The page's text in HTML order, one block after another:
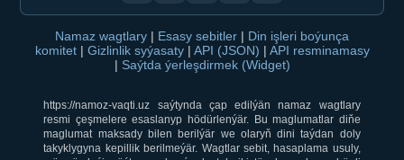
Namaz wagtlary | Esasy sebitler | Din işleri boýunça
komitet | Gizlinlik syýasaty | API (JSON) | API resminamasy
| Saýtda ýerleşdirmek (Widget)
https://namoz-vaqti.uz saýtynda çap edilýän namaz wagtlary
resmi çeşmelere esaslanyp hödürlenýär. Bu maglumatlar diňe
maglumat maksady bilen berilýär we olaryň dini taýdan doly
takyklygyna kepillik berilmeýär. Wagtlar sebit, hasaplama usuly,